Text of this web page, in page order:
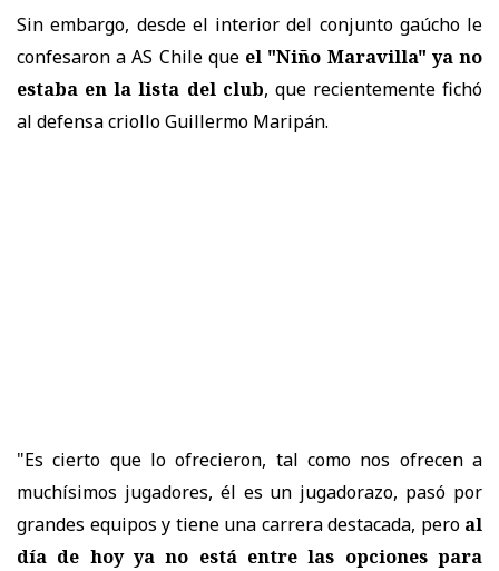
Sin embargo, desde el interior del conjunto gaúcho le
confesaron a AS Chile que el "Niño Maravilla" ya no
estaba en la lista del club, que recientemente fichó
al defensa criollo Guillermo Maripán.
"Es cierto que lo ofrecieron, tal como nos ofrecen a
muchísimos jugadores, él es un jugadorazo, pasó por
grandes equipos y tiene una carrera destacada, pero al
día de hoy ya no está entre las opciones para